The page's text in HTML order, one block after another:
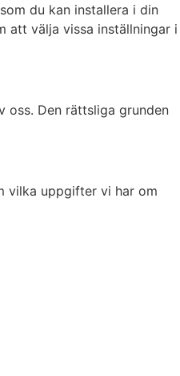
du kan installera i din
att välja vissa inställningar i
oss. Den rättsliga grunden
vilka uppgifter vi har om